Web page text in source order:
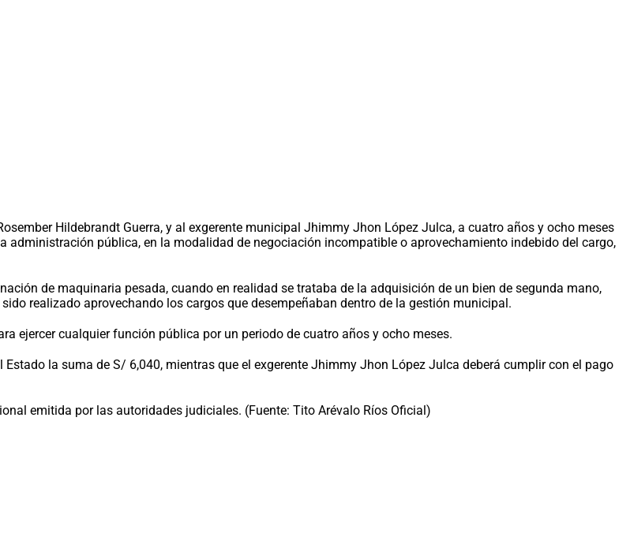
Hildebrandt Guerra, y al exgerente municipal Jhimmy Jhon López Julca, a cuatro años y ocho meses
pública, en la modalidad de negociación incompatible o aprovechamiento indebido del cargo,
de maquinaria pesada, cuando en realidad se trataba de la adquisición de un bien de segunda mano,
realizado aprovechando los cargos que desempeñaban dentro de la gestión municipal.
ejercer cualquier función pública por un periodo de cuatro años y ocho meses.
la suma de S/ 6,040, mientras que el exgerente Jhimmy Jhon López Julca deberá cumplir con el pago
emitida por las autoridades judiciales. (Fuente: Tito Arévalo Ríos Oficial)